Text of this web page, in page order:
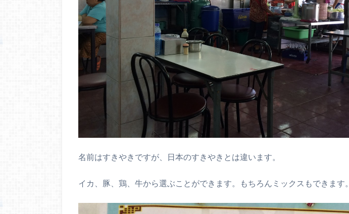
名前はすきやきですが、日本のすきやきとは違います。
イカ、豚、鶏、牛から選ぶことができます。もちろんミックスもできます。